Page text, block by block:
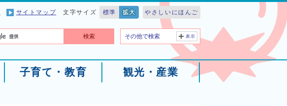
サイトマップ 文字サイズ 標準 拡大 やさしいにほんご
検索 その他で検索 表示
子育て・教育 観光・産業